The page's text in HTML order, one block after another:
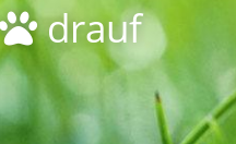
drauf